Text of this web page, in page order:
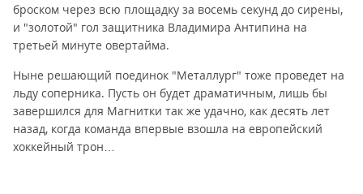
броском через всю площадку за восемь секунд до сирены,
и "золотой" гол защитника Владимира Антипина на
третьей минуте овертайма.
Ныне решающий поединок "Металлург" тоже проведет на
льду соперника. Пусть он будет драматичным, лишь бы
завершился для Магнитки так же удачно, как десять лет
назад, когда команда впервые взошла на европейский
хоккейный трон…